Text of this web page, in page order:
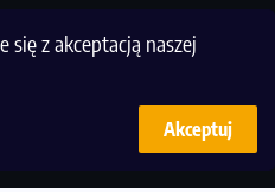
się z akceptacją naszej
Akceptuj
najlepszą wersję!